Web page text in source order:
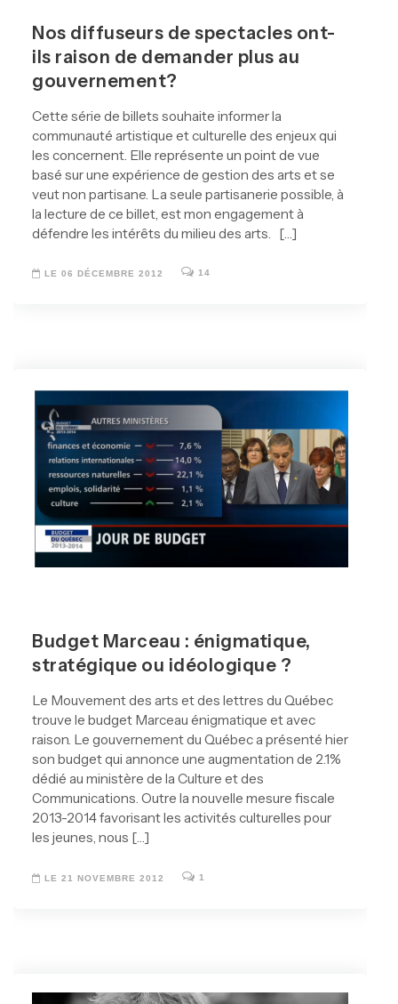
Nos diffuseurs de spectacles ont-
ils raison de demander plus au
gouvernement?
Cette série de billets souhaite informer la
communauté artistique et culturelle des enjeux qui
les concernent. Elle représente un point de vue
basé sur une expérience de gestion des arts et se
veut non partisane. La seule partisanerie possible, à
la lecture de ce billet, est mon engagement à
défendre les intérêts du milieu des arts. […]
LE 06 DÉCEMBRE 2012 14
Budget Marceau : énigmatique,
stratégique ou idéologique ?
Le Mouvement des arts et des lettres du Québec
trouve le budget Marceau énigmatique et avec
raison. Le gouvernement du Québec a présenté hier
son budget qui annonce une augmentation de 2.1%
dédié au ministère de la Culture et des
Communications. Outre la nouvelle mesure fiscale
2013-2014 favorisant les activités culturelles pour
les jeunes, nous […]
LE 21 NOVEMBRE 2012 1